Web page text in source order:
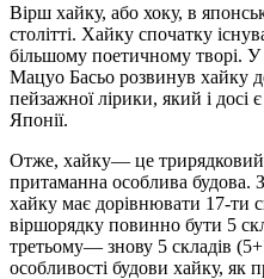
Вірш хайку, або хоку, в
столітті. Хайку спочатку
більшому поетичному творі.
Мацуо Басьо розвинув хайку
пейзажної лірики, який і
Японії.
Отже, хайку— це
притаманна особлива будова.
хайку має дорівнювати 17-
віршорядку повинно бути 5
третьому— знову 5 складів
особливості будови хайку, як